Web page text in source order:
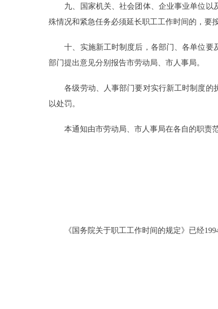
ESPAÑOL
ITALIANO
九、国家机关、社会团体、企业事业单位以
殊情况和紧急任务必须延长职工工作时间的，要
十、实施新工时制度后，各部门、各单位要
部门提出意见分别报告市劳动局、市人事局。
各级劳动、人事部门要对实行新工时制度的
以处罚。
本通知由市劳动局、市人事局在各自的职责
《国务院关于职工工作时间的规定》已经1994